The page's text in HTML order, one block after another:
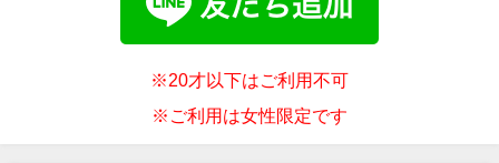
※20才以下はご利用不可
※ご利用は女性限定です